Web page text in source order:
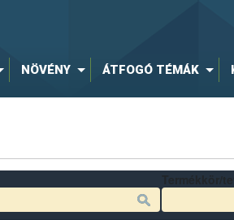
NÖVÉNY ÁTFOGÓ TÉMÁK